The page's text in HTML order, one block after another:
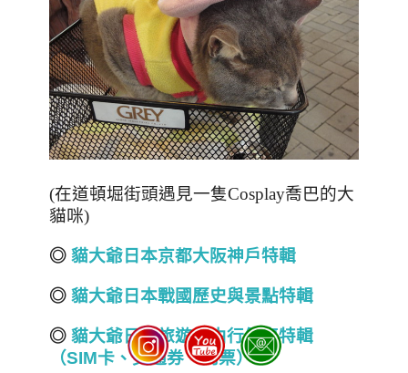
(在道頓堀街頭遇見一隻Cosplay喬巴的大
貓咪)
◎ 貓大爺日本京都大阪神戶特輯
◎ 貓大爺日本戰國歷史與景點特輯
◎ 貓大爺日本旅遊自由行優惠特輯
（SIM卡、交通券、門票）